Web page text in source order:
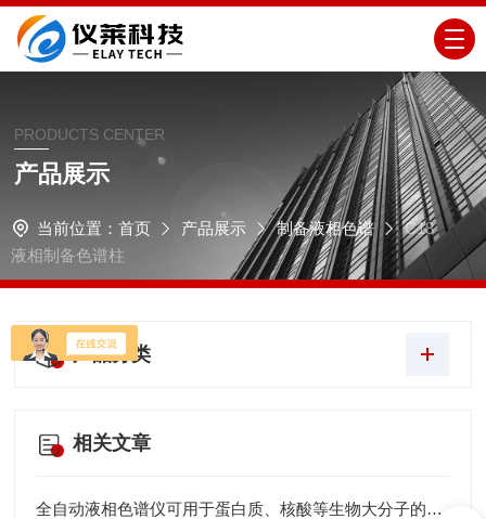
PRODUCTS CENTER
产品展示
当前位置： 首页 产品展示 制备液相色谱
C18
液相制备色谱柱
产品分类
相关文章
全自动液相色谱仪可用于蛋白质、核酸等生物大分子的分离和分析